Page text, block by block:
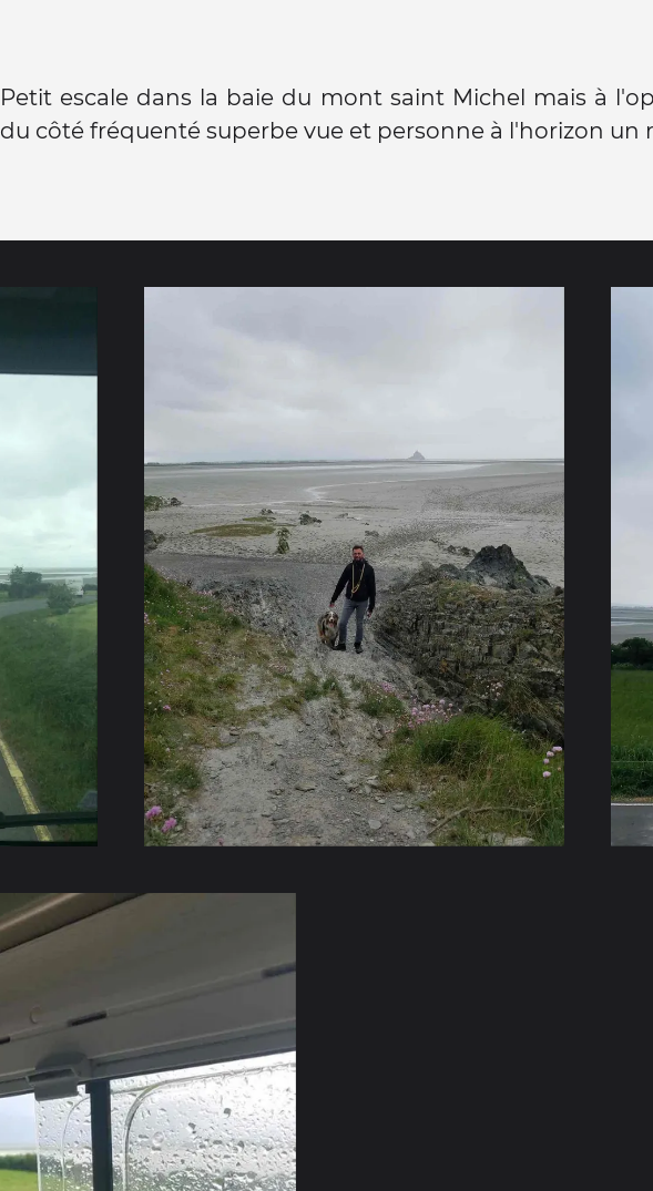
Petit escale dans la baie du mont saint Michel mais à
du côté fréquenté superbe vue et personne à l'horizon un